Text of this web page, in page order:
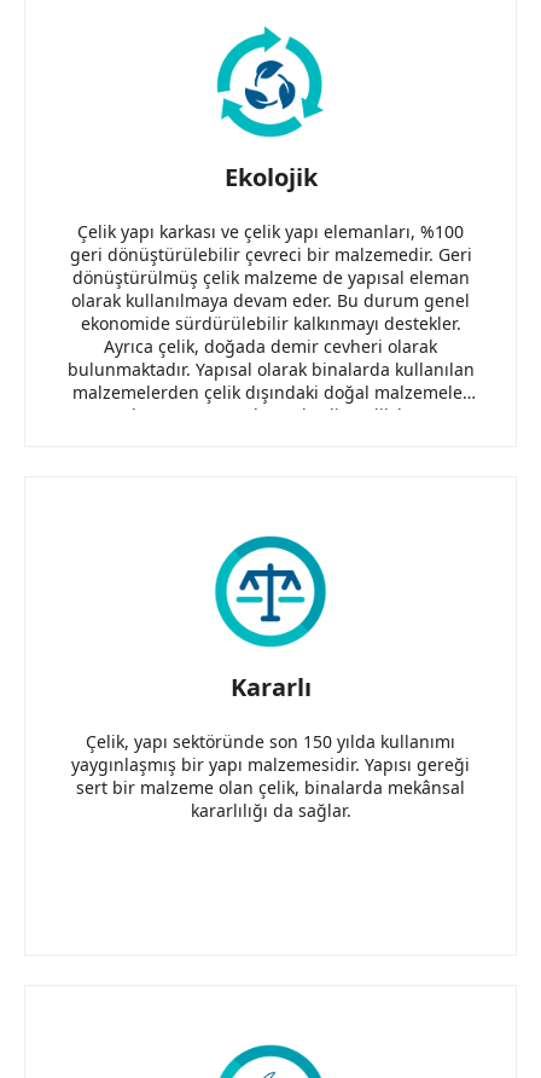
Ekolojik
Çelik yapı karkası ve çelik yapı elemanları, %100
geri dönüştürülebilir çevreci bir malzemedir. Geri
dönüştürülmüş çelik malzeme de yapısal eleman
olarak kullanılmaya devam eder. Bu durum genel
ekonomide sürdürülebilir kalkınmayı destekler.
Ayrıca çelik, doğada demir cevheri olarak
bulunmaktadır. Yapısal olarak binalarda kullanılan
malzemelerden çelik dışındaki doğal malzemeler
ahşap ve taş malzemelerdir. Çelik bu
Kararlı
Çelik, yapı sektöründe son 150 yılda kullanımı
yaygınlaşmış bir yapı malzemesidir. Yapısı gereği
sert bir malzeme olan çelik, binalarda mekânsal
kararlılığı da sağlar.